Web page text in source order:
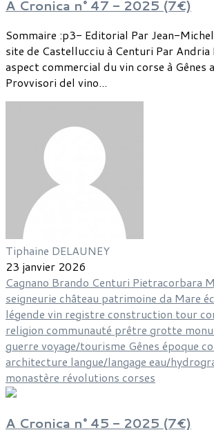
A Cronica n° 47 - 2025 (7€)
Sommaire :p3- Editorial Par Jean-
site de Castellucciu à Centuri Par
aspect commercial du vin corse à Gênes
Provvisori del vino...
Tiphaine DELAUNEY
23 janvier 2026
Cagnano Brando Centuri Pietracorbara
seigneurie château patrimoine da Mare
légende vin registre construction tour
religion communauté prêtre grotte
guerre voyage/tourisme Gênes époque
architecture langue/langage eau/
monastère révolutions corses
A Cronica n° 45 - 2025 (7€)